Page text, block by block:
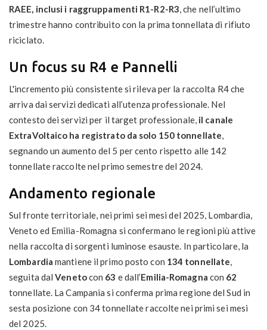
RAEE, inclusi i raggruppamenti R1-R2-R3, che nell’ultimo
trimestre hanno contribuito con la prima tonnellata di rifiuto
riciclato.
Un focus su R4 e Pannelli
L'incremento più consistente si rileva per la raccolta R4 che
arriva dai servizi dedicati all’utenza professionale. Nel
contesto dei servizi per il target professionale, il canale
ExtraVoltaico ha registrato da solo 150 tonnellate,
segnando un aumento del 5 per cento rispetto alle 142
tonnellate raccolte nel primo semestre del 2024.
Andamento regionale
Sul fronte territoriale, nei primi sei mesi del 2025, Lombardia,
Veneto ed Emilia-Romagna si confermano le regioni più attive
nella raccolta di sorgenti luminose esauste. In particolare, la
Lombardia mantiene il primo posto con 134 tonnellate,
seguita dalVenetocon 63 e dall’Emilia-Romagna con 62
tonnellate. La Campania si conferma prima regione del Sud in
sesta posizione con 34 tonnellate raccolte nei primi sei mesi
del 2025.